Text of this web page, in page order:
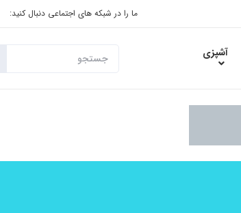
ما را در شبکه های اجتماعی دنبال کنید:
آشپزی